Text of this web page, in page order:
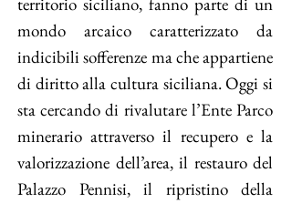
mondo arcaico caratterizzato da
indicibili sofferenze ma che appartiene
di diritto alla cultura siciliana. Oggi si
sta cercando di rivalutare l’Ente Parco
minerario attraverso il recupero e la
valorizzazione dell’area, il restauro del
Palazzo Pennisi, il ripristino della